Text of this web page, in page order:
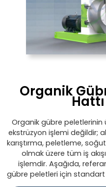
Organik
Organik gübre
ekstrüzyon işlemi değildir;
karıştırma, peletleme,
olmak üzere tüm iş
işlemdir. Aşağıda,
gübre peletleri için